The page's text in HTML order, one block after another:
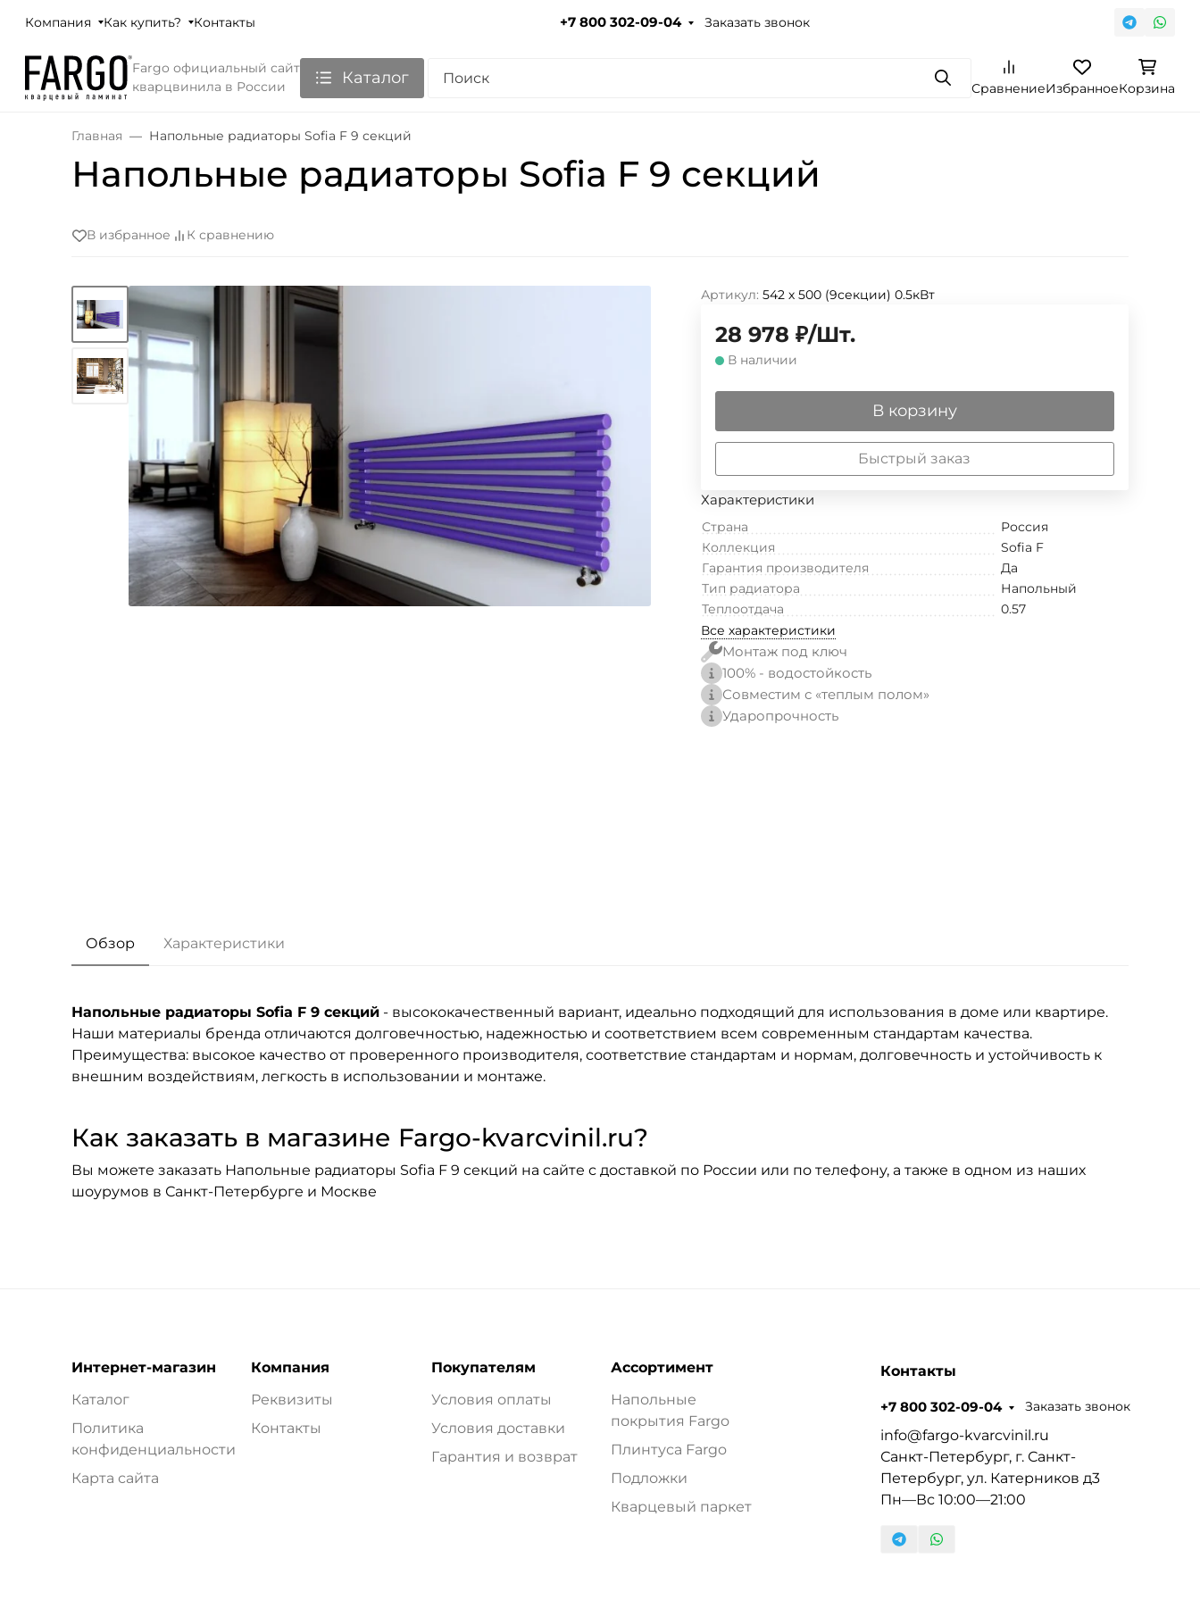
Компания Как купить? Контакты +7 800 302-09-04 Заказать звонок
Fargo официальный сайт
кварцвинила в России
Каталог ПоискСравнениеИзбранноеКорзина
Главная Напольные радиаторы Sofia F 9 секций
Напольные радиаторы Sofia F 9 секций
В избранное К сравнению
Артикул: 542 х 500 (9секции) 0.5кВт
28 978 ₽/Шт.
В наличии
В корзину
Быстрый заказ
Характеристики
Страна
Россия
Коллекция
Sofia F
Гарантия производителя
Да
Тип радиатора
Напольный
Теплоотдача
0.57
Все характеристики
Монтаж под ключ
100% - водостойкость
Совместим с «теплым полом»
Ударопрочность
Обзор Характеристики
Напольные радиаторы Sofia F 9 секций - высококачественный вариант, идеально подходящий для использования в доме или квартире.
Наши материалы бренда отличаются долговечностью, надежностью и соответствием всем современным стандартам качества.
Преимущества: высокое качество от проверенного производителя, соответствие стандартам и нормам, долговечность и устойчивость к
внешним воздействиям, легкость в использовании и монтаже.
Как заказать в магазине Fargo-kvarcvinil.ru?
Вы можете заказать Напольные радиаторы Sofia F 9 секций на сайте с доставкой по России или по телефону, а также в одном из наших
шоурумов в Санкт-Петербурге и Москве
Интернет-магазин
Каталог
Политика
конфиденциальности
Карта сайта
Компания
Реквизиты
Контакты
Покупателям
Условия оплаты
Условия доставки
Гарантия и возврат
Ассортимент
Напольные
покрытия Fargo
Плинтуса Fargo
Подложки
Кварцевый паркет
Контакты
+7 800 302-09-04 Заказать звонок
info@fargo-kvarcvinil.ru
Санкт-Петербург, г. Санкт-
Петербург, ул. Катерников д3
Пн—Вс 10:00—21:00